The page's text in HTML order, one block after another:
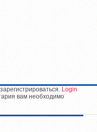
Login
вам необходимо